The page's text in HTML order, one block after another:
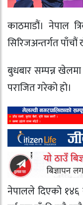
काठमाडौं। नेपाल
सिरिजअन्तर्गत
बुधबार सम्पन्न
पराजित गरेको हो।
नेपालले दिएको